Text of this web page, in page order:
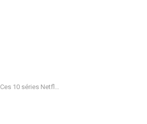
Ces 10 séries Netflix à regarder absolument en juin vont remplir vos soirées pour longtemps